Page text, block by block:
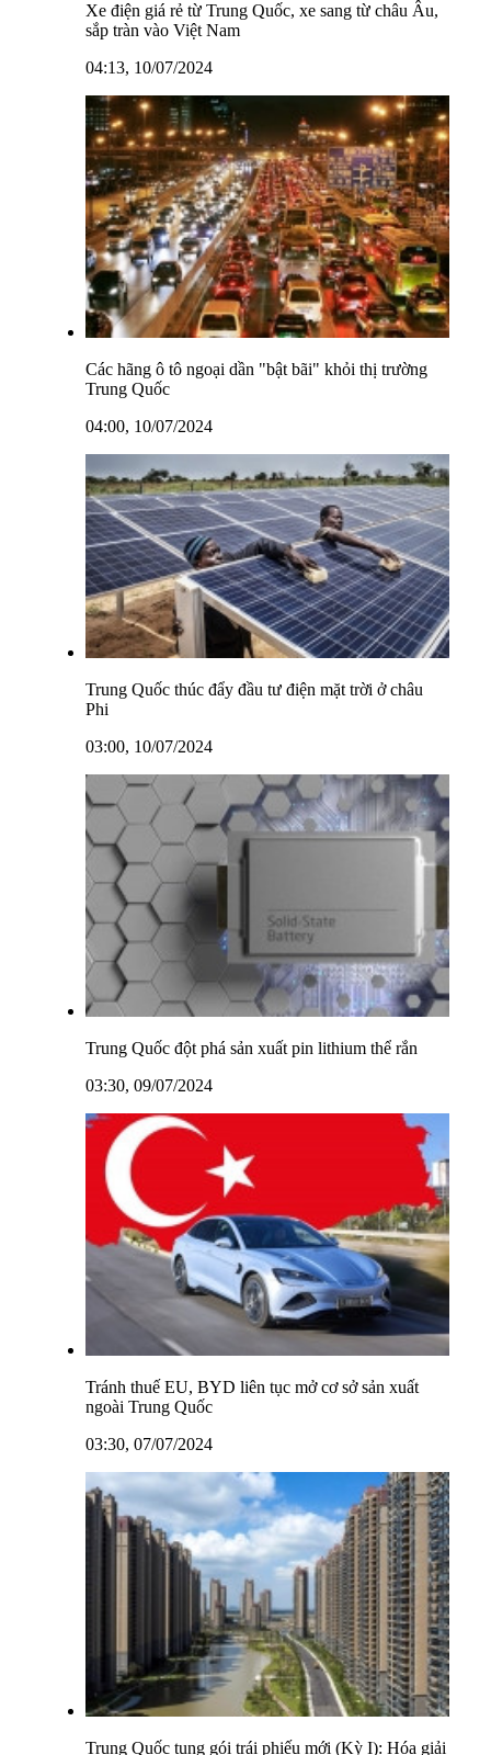
Xe điện giá rẻ từ Trung Quốc, xe sang từ châu Âu,
sắp tràn vào Việt Nam
04:13, 10/07/2024
Các hãng ô tô ngoại dần "bật bãi" khỏi thị trường
Trung Quốc
04:00, 10/07/2024
Trung Quốc thúc đẩy đầu tư điện mặt trời ở châu
Phi
03:00, 10/07/2024
Trung Quốc đột phá sản xuất pin lithium thể rắn
03:30, 09/07/2024
Tránh thuế EU, BYD liên tục mở cơ sở sản xuất
ngoài Trung Quốc
03:30, 07/07/2024
Trung Quốc tung gói trái phiếu mới (Kỳ I): Hóa giải